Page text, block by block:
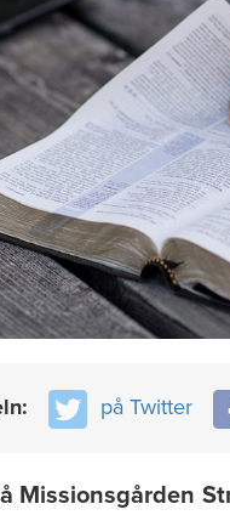
på Twitter
Missionsgården